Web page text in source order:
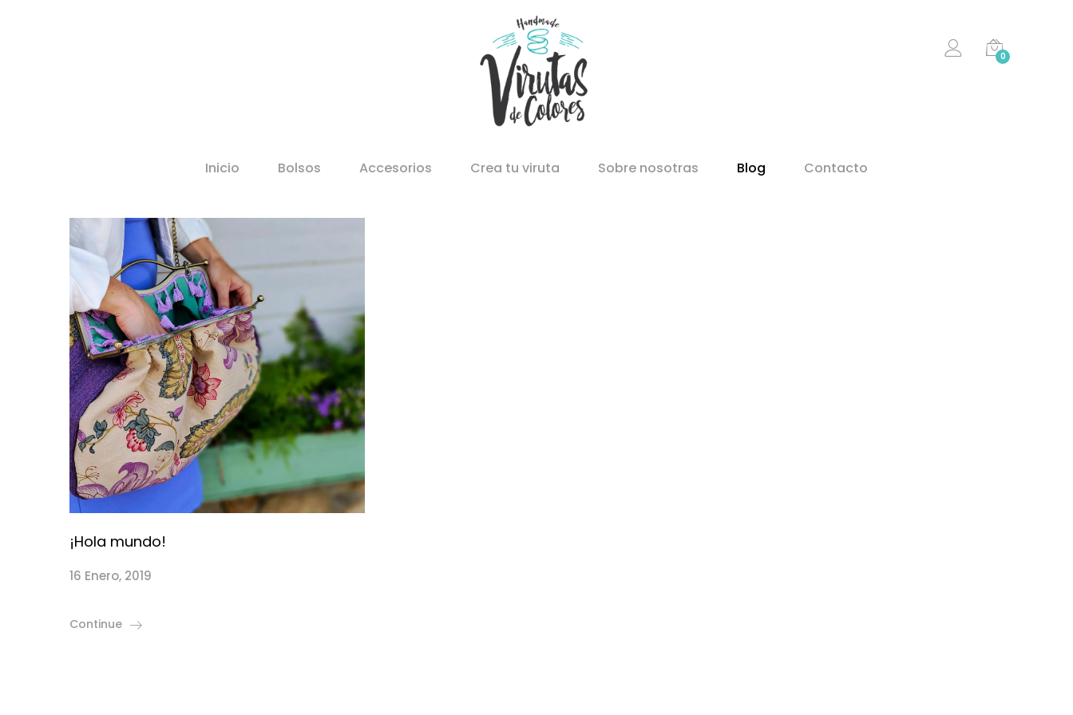
0
Inicio Bolsos Accesorios Crea tu viruta Sobre nosotras Blog Contacto
¡Hola mundo!
16 Enero, 2019
Continue